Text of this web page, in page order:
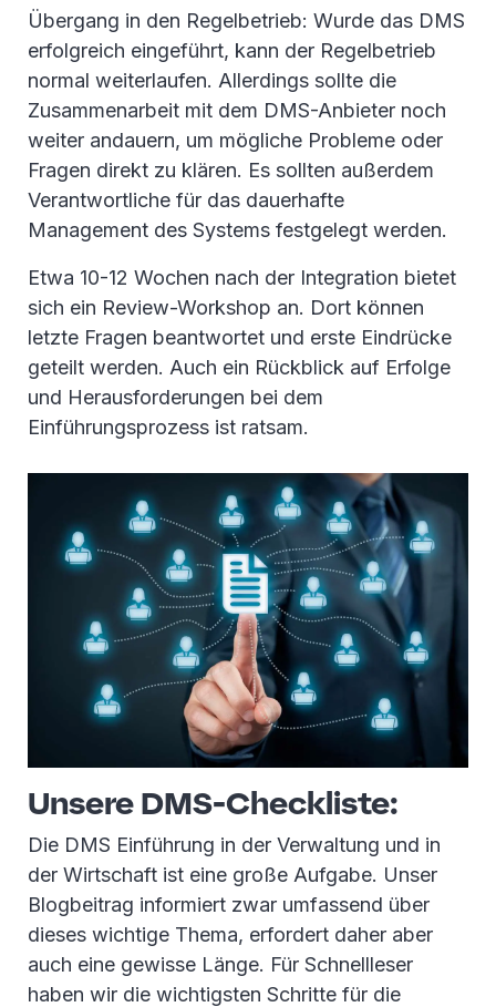
Übergang in den Regelbetrieb: Wurde das DMS
erfolgreich eingeführt, kann der Regelbetrieb
normal weiterlaufen. Allerdings sollte die
Zusammenarbeit mit dem DMS-Anbieter noch
weiter andauern, um mögliche Probleme oder
Fragen direkt zu klären. Es sollten außerdem
Verantwortliche für das dauerhafte
Management des Systems festgelegt werden.
Etwa 10-12 Wochen nach der Integration bietet
sich ein Review-Workshop an. Dort können
letzte Fragen beantwortet und erste Eindrücke
geteilt werden. Auch ein Rückblick auf Erfolge
und Herausforderungen bei dem
Einführungsprozess ist ratsam.
Unsere DMS-Checkliste:
Die DMS Einführung in der Verwaltung und in
der Wirtschaft ist eine große Aufgabe. Unser
Blogbeitrag informiert zwar umfassend über
dieses wichtige Thema, erfordert daher aber
auch eine gewisse Länge. Für Schnellleser
haben wir die wichtigsten Schritte für die